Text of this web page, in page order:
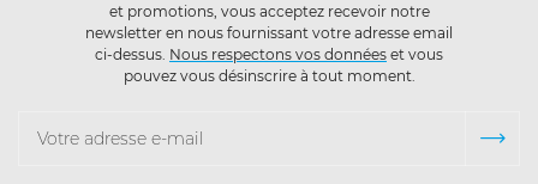
et promotions, vous acceptez recevoir notre
newsletter en nous fournissant votre adresse email
ci-dessus. Nous respectons vos données et vous
pouvez vous désinscrire à tout moment.